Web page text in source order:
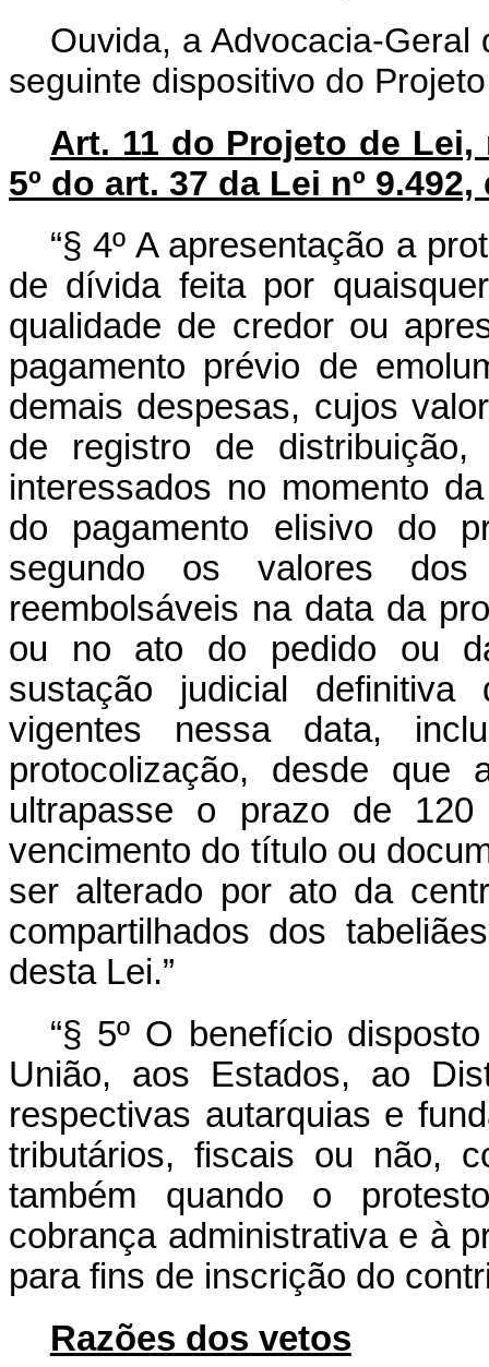
Ouvida, a Advocacia-
seguinte dispositivo do
Art. 11 do Projeto de Lei,
5º do art. 37 da Lei nº
“§ 4º A apresentação a
de dívida feita por
qualidade de credor ou
pagamento prévio de
demais despesas, cujos
de registro de
interessados no momento
do pagamento elisivo do
segundo os valores dos
reembolsáveis na data da
ou no ato do pedido ou
sustação judicial
vigentes nessa data,
protocolização, desde que
ultrapasse o prazo de
vencimento do título ou
ser alterado por ato da
compartilhados dos
desta Lei.”
“§ 5º O benefício
União, aos Estados, ao
respectivas autarquias e
tributários, fiscais ou não,
também quando o
cobrança administrativa e à
para fins de inscrição do
Razões dos vetos